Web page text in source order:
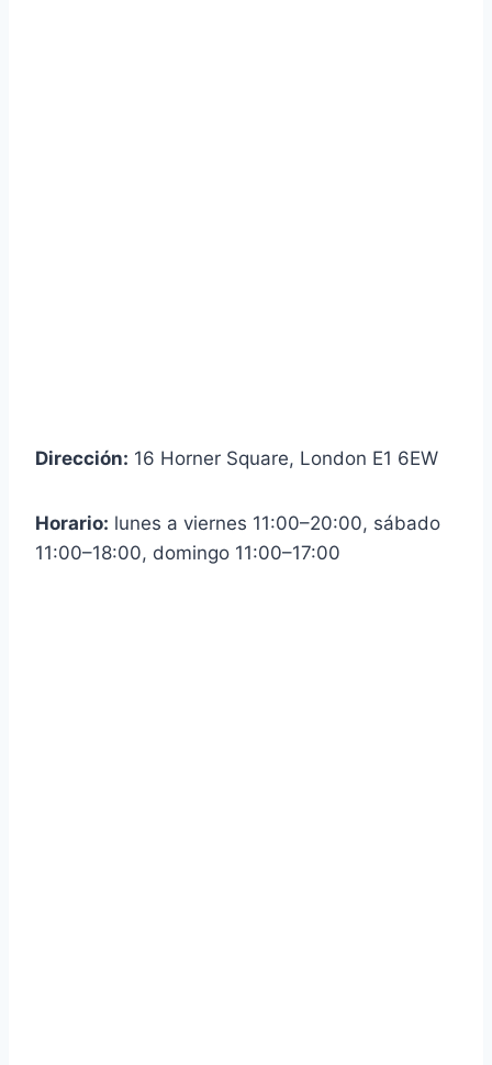
Dirección: 16 Horner Square, London E1 6EW
Horario: lunes a viernes 11:00–20:00, sábado
11:00–18:00, domingo 11:00–17:00